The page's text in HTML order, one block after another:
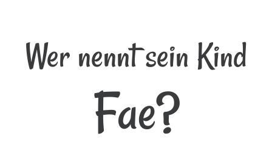
Wer nennt sein Kind
Fae?